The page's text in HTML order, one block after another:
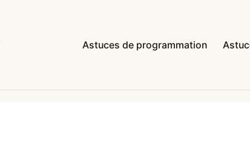
Astuces de programmation